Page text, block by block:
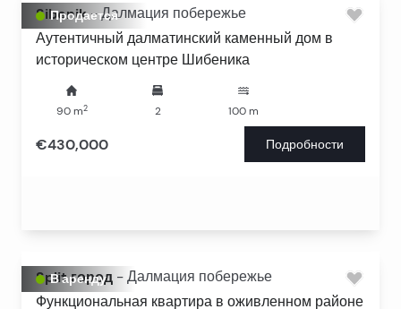
Продается
Sibenik - Далмация побережье
Аутентичный далматинский каменный дом в
историческом центре Шибеника
90m2 2 100 m
€430,000 Подробности
В аренду
Split город - Далмация побережье
Функциональная квартира в оживленном районе